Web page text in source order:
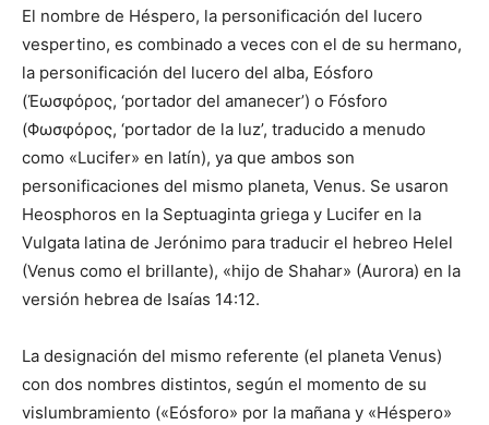
El nombre de Héspero, la personificación del lucero
vespertino, es combinado a veces con el de su hermano,
la personificación del lucero del alba, Eósforo
(Ἐωσφόρος, ‘portador del amanecer’) o Fósforo
(Φωσφόρος, ‘portador de la luz’, traducido a menudo
como «Lucifer» en latín), ya que ambos son
personificaciones del mismo planeta, Venus. Se usaron
Heosphoros en la Septuaginta griega y Lucifer en la
Vulgata latina de Jerónimo para traducir el hebreo Helel
(Venus como el brillante), «hijo de Shahar» (Aurora) en la
versión hebrea de Isaías 14:12.
La designación del mismo referente (el planeta Venus)
con dos nombres distintos, según el momento de su
vislumbramiento («Eósforo» por la mañana y «Héspero»